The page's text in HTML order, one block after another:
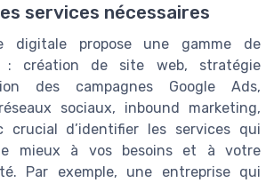
services nécessaires
digitale propose une gamme de
: création de site web, stratégie
des campagnes Google Ads,
sociaux, inbound marketing,
d’identifier les services qui
le mieux à vos besoins et à votre
Par exemple, une entreprise qui